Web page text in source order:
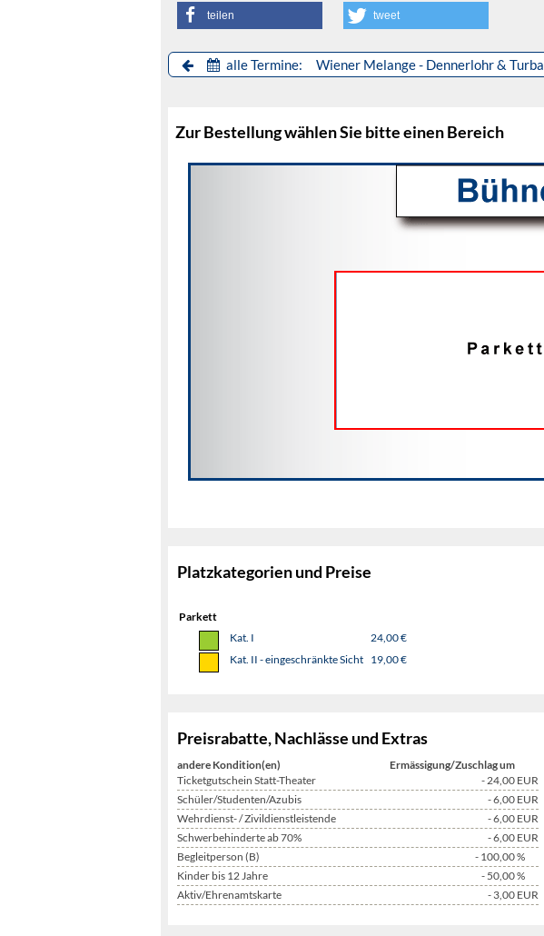
teilen tweet
alle Termine: Wiener Melange - Dennerlohr & Turba
Zur Bestellung wählen Sie bitte einen Bereich
Platzkategorien und Preise
Parkett
Kat. I
24,00 €
Kat. II - eingeschränkte Sicht 19,00 €
Preisrabatte, Nachlässe und Extras
andere Kondition(en)
Ermässigung/Zuschlag um
Ticketgutschein Statt-Theater
- 24,00 EUR
Schüler/Studenten/Azubis
- 6,00 EUR
Wehrdienst- / Zivildienstleistende
- 6,00 EUR
Schwerbehinderte ab 70%
- 6,00 EUR
Begleitperson (B)
- 100,00%
Kinder bis 12 Jahre
- 50,00%
Aktiv/Ehrenamtskarte
- 3,00 EUR